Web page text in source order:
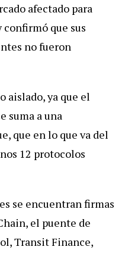
afectado para
confirmó que sus
no fueron
aislado, ya que el
suma a una
que en lo que va del
12 protocolos
se encuentran firmas
el puente de
Transit Finance,